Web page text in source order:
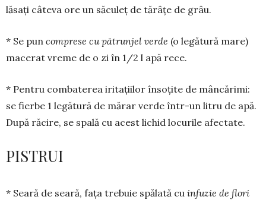
lăsați câteva ore un săculeț de tărâțe de grâu.
* Se pun com­prese cu pătrunjel verde (o legătură ma­re)
macerat vre­me de o zi în 1/2 l apă rece.
* Pentru com­ba­­te­rea irita­țiilor în­so­țite de mâncă­rimi:
se fier­be 1 legătură de mă­rar ver­de într-un litru de apă.
După ră­cire, se spa­lă cu acest lichid lo­curile afectate.
PISTRUI
* Seară de seară, fața tre­buie spălată cu infuzie de flori